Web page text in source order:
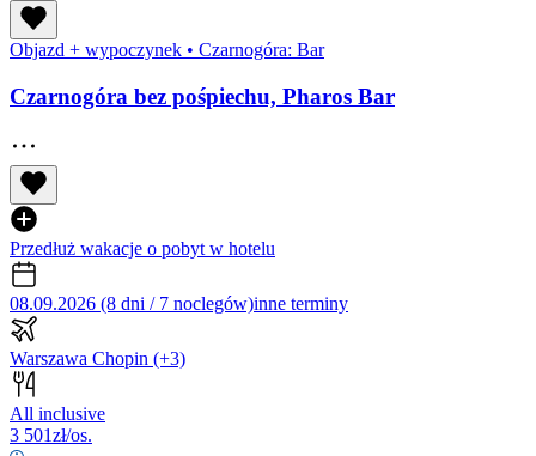
Objazd + wypoczynek • Czarnogóra: Bar
Czarnogóra bez pośpiechu, Pharos Bar
Przedłuż wakacje o pobyt w hotelu
08.09.2026 (8 dni / 7 noclegów)inne terminy
Warszawa Chopin (+3)
All inclusive
3 501zł/os.